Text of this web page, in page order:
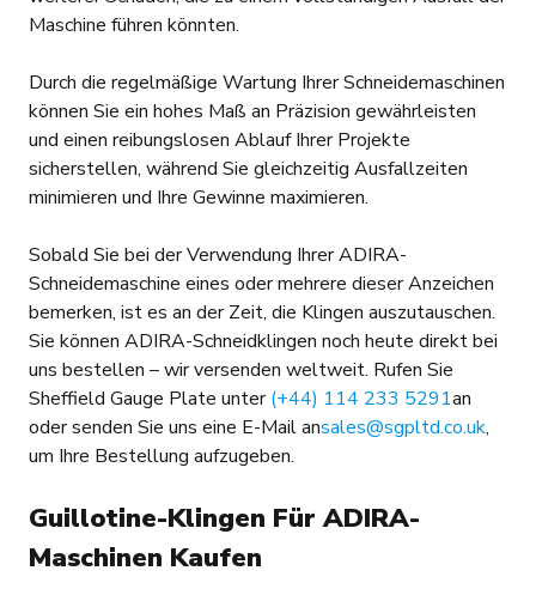
Maschine führen könnten.
Durch die regelmäßige Wartung Ihrer Schneidemaschinen
können Sie ein hohes Maß an Präzision gewährleisten
und einen reibungslosen Ablauf Ihrer Projekte
sicherstellen, während Sie gleichzeitig Ausfallzeiten
minimieren und Ihre Gewinne maximieren.
Sobald Sie bei der Verwendung Ihrer ADIRA-
Schneidemaschine eines oder mehrere dieser Anzeichen
bemerken, ist es an der Zeit, die Klingen auszutauschen.
Sie können ADIRA-Schneidklingen noch heute direkt bei
uns bestellen – wir versenden weltweit. Rufen Sie
Sheffield Gauge Plate unter(+44) 114 233 5291an
oder senden Sie uns eine E-Mail ansales@sgpltd.co.uk,
um Ihre Bestellung aufzugeben.
Guillotine-Klingen Für ADIRA-
Maschinen Kaufen